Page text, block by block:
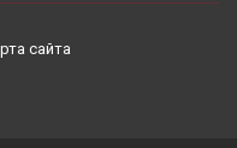
сайта